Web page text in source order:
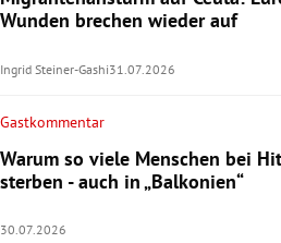
Wunden brechen wieder auf
Ingrid Steiner-Gashi31.07.2026
Gastkommentar
Warum so viele Menschen bei
sterben - auch in „Balkonien“
30.07.2026